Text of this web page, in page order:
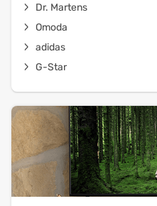
Dr. Martens
Omoda
adidas
G-Star